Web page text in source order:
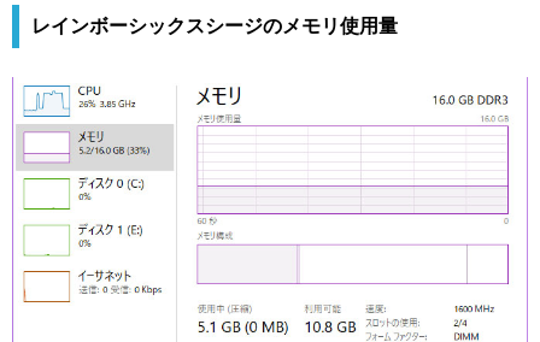
レインボーシックスシージのメモリ使用量